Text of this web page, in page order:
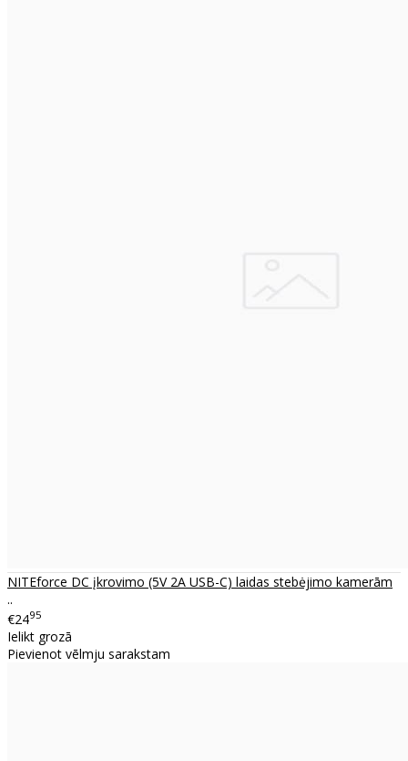
NITEforce DC įkrovimo (5V 2A USB-C) laidas stebėjimo kamerām
..
€2495
Ielikt grozā
Pievienot vēlmju sarakstam